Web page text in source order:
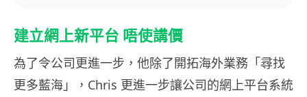
建立網上新平台 唔使講價
為了令公司更進一步，他除了開拓海外業務「尋找
更多藍海」，Chris 更進一步讓公司的網上平台系統